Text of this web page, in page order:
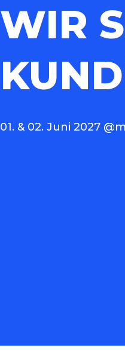
WIR
01. & 02. Juni 2027